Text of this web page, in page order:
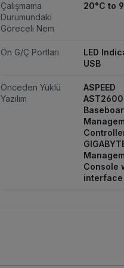
Çalışmama
Durumundaki
Göreceli Nem
20°C to
Ön G/Ç Portları
LED
USB
Önceden Yüklü
Yazılım
ASPEED
AST2600
Console
interface